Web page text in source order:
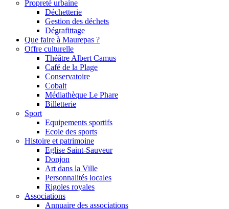
Propreté urbaine
Déchetterie
Gestion des déchets
Dégrafittage
Que faire à Maurepas ?
Offre culturelle
Théâtre Albert Camus
Café de la Plage
Conservatoire
Cobalt
Médiathèque Le Phare
Billetterie
Sport
Equipements sportifs
Ecole des sports
Histoire et patrimoine
Eglise Saint-Sauveur
Donjon
Art dans la Ville
Personnalités locales
Rigoles royales
Associations
Annuaire des associations